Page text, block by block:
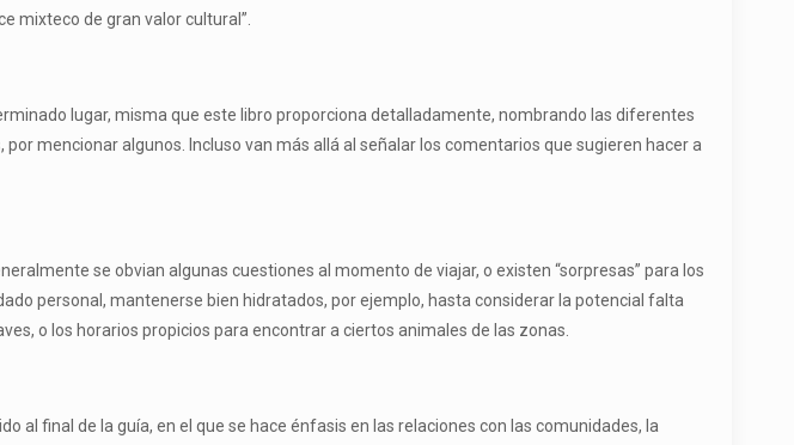
mixteco de gran valor cultural”.
lugar, misma que este libro proporciona detalladamente, nombrando las diferentes
mencionar algunos. Incluso van más allá al señalar los comentarios que sugieren hacer a
se obvian algunas cuestiones al momento de viajar, o existen “sorpresas” para los
personal, mantenerse bien hidratados, por ejemplo, hasta considerar la potencial falta
o los horarios propicios para encontrar a ciertos animales de las zonas.
al final de la guía, en el que se hace énfasis en las relaciones con las comunidades, la